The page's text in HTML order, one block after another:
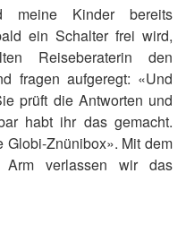
meine Kinder bereits
ein Schalter frei wird,
Reiseberaterin den
fragen aufgeregt: «Und
prüft die Antworten und
habt ihr das gemacht.
Globi-Znünibox». Mit dem
verlassen wir das